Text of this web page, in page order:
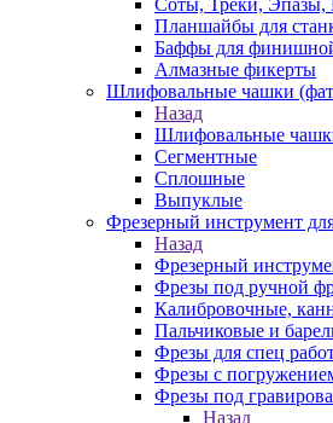
Соты, Треки, Эпазы,
Планшайбы для
Баффы для
Алмазные фикерты
Шлифовальные чашки
Назад
Шлифовальные
Сегментные
Сплошные
Выпуклые
Фрезерный инструмент
Назад
Фрезерный
Фрезы под ручной
Калибровочные,
Пальчиковые и
Фрезы для спец
Фрезы с
Фрезы под
Назад